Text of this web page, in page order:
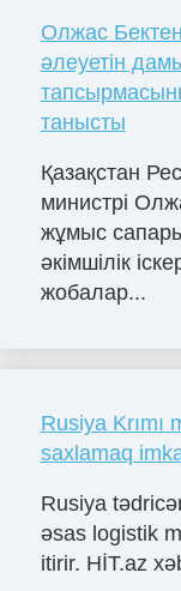
Олжас
әлеуетін
танысты
Қазақстан
министрі
жұмыс
әкімшілік
жобалар...
Rusiya Krımı
saxlamaq
Rusiya
əsas logistik
itirir. HİT.az